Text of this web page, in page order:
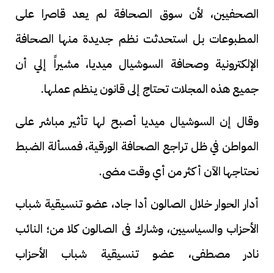
الصحفيين، لأن سوق الصحافة لم يعد قاصرا على
المطبوعات بل استحدثت نظم جديدة منها الصحافة
الإلكترونية وصحافة السوشيال ميديا، مشيراً إلي أن
جميع هذه المجلات تحتاج إلى قانون ينظم عملها.
وقال إن السوشيال ميديا أصبح لها تأثير مباشر على
المواطن في ظل تراجع الصحافة الورقية، فمسألة الضبط
نحتاجها الآن أكثر من أي وقت مضى.
أدار الحوار خلال الصالون أدا جاد، عضو تنسيقية شباب
الأحزاب والسياسيين، وشارك فى الصالون كلا من؛ النائب
نادر مصطفى، عضو تنسيقية شباب الأحزاب